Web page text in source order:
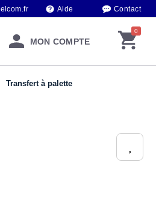
elcom.fr Aide Contact
MON COMPTE
Transfert à palette